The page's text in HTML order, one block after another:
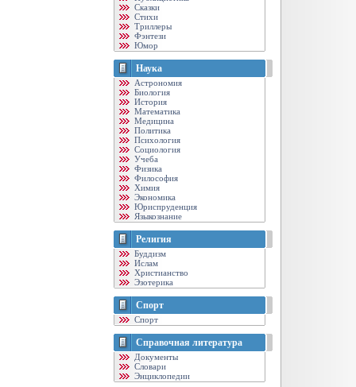
Сказки
Стихи
Триллеры
Фэнтези
Юмор
Наука
Астрономия
Биология
История
Математика
Медицина
Политика
Психология
Социология
Учеба
Физика
Философия
Химия
Экономика
Юриспруденция
Языкознание
Религия
Буддизм
Ислам
Христианство
Эзотерика
Спорт
Спорт
Справочная литература
Документы
Словари
Энциклопедии